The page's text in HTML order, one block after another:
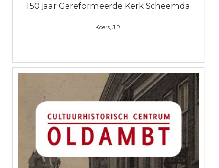
150 jaar Gereformeerde Kerk Scheemda
Koers, J.P.